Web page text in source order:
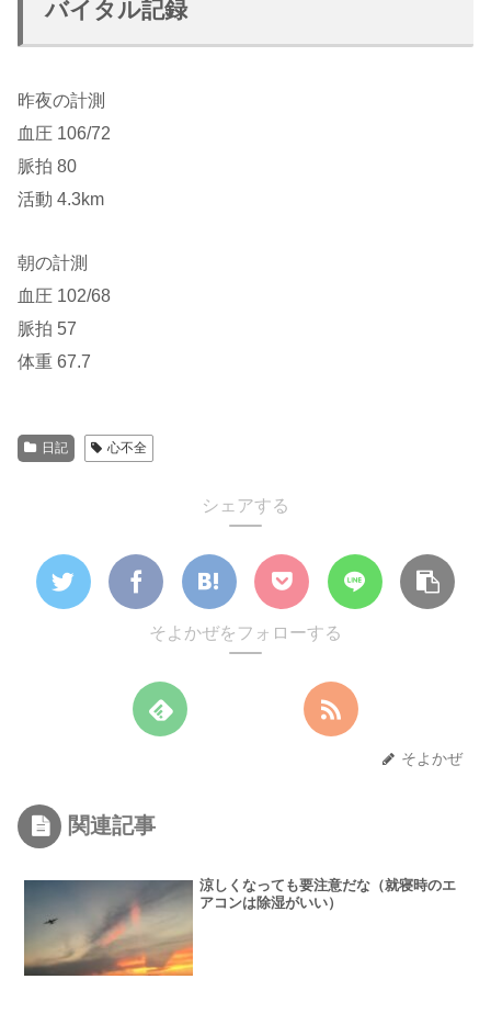
バイタル記録
昨夜の計測
血圧 106/72
脈拍 80
活動 4.3km
朝の計測
血圧 102/68
脈拍 57
体重 67.7
日記 心不全
シェアする
そよかぜをフォローする
そよかぜ
関連記事
涼しくなっても要注意だな（就寝時のエ
アコンは除湿がいい）